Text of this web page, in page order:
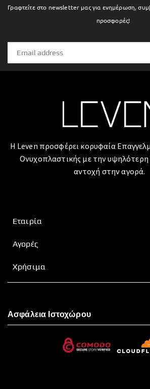
Γραφτείτε στο newsletter μας για ενημέρωση,
προσφορές!
Η Leven προσφέρει κορυφαία
Ονυχοπλαστικής με την υψηλότερη
αντοχή στην αγορά.
Εταιρία
Αγορές
Χρήσιμα
Ασφάλεια Ιστοχώρου